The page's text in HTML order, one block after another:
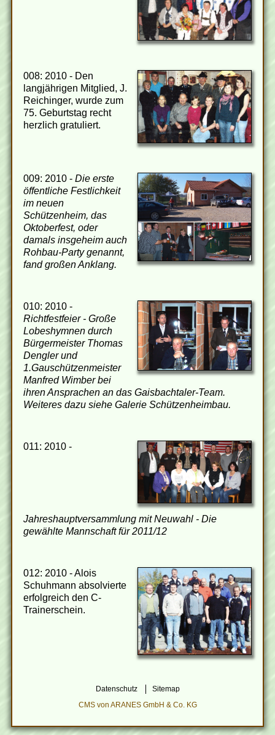
008: 2010 - Den
langjährigen Mitglied, J.
Reichinger, wurde zum
75. Geburtstag recht
herzlich gratuliert.
009: 2010 - Die erste
öffentliche Festlichkeit
im neuen
Schützenheim, das
Oktoberfest, oder
damals insgeheim auch
Rohbau-Party genannt,
fand großen Anklang.
010: 2010 -
Richtfestfeier - Große
Lobeshymnen durch
Bürgermeister Thomas
Dengler und
1.Gauschützenmeister
Manfred Wimber bei
ihren Ansprachen an das Gaisbachtaler-Team.
Weiteres dazu siehe Galerie Schützenheimbau.
011: 2010 -
Jahreshauptversammlung mit Neuwahl - Die
gewählte Mannschaft für 2011/12
012: 2010 - Alois
Schuhmann absolvierte
erfolgreich den C-
Trainerschein.
Datenschutz
Sitemap
CMS von ARANES GmbH & Co. KG